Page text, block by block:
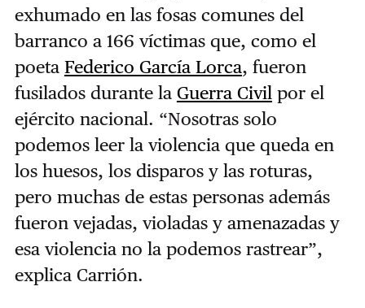
exhumado en las fosas comunes del
barranco a 166 víctimas que, como el
poeta Federico García Lorca, fueron
fusilados durante la Guerra Civil por el
ejército nacional. “Nosotras solo
podemos leer la violencia que queda en
los huesos, los disparos y las roturas,
pero muchas de estas personas además
fueron vejadas, violadas y amenazadas y
esa violencia no la podemos rastrear”,
explica Carrión.